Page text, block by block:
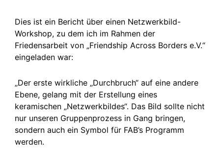
Dies ist ein Bericht über einen Netzwerkbild-
Workshop, zu dem ich im Rahmen der
Friedensarbeit von „Friendship Across Borders e.V.“
eingeladen war:
„Der erste wirkliche „Durchbruch“ auf eine andere
Ebene, gelang mit der Erstellung eines
keramischen „Netzwerkbildes“. Das Bild sollte nicht
nur unseren Gruppenprozess in Gang bringen,
sondern auch ein Symbol für FAB’s Programm
werden.